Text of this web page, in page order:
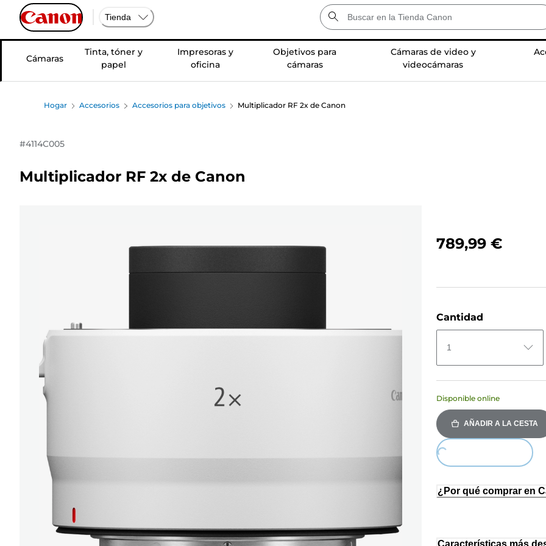
Tienda
Cámaras
Tinta, tóner y
papel
Impresoras y
oficina
Objetivos para
cámaras
Cámaras de video y
videocámaras
Hogar Accesorios Accesorios para objetivos Multiplicador RF 2x de Canon
#4114C005
Multiplicador RF 2x de Canon
789,99 €
Cantidad
1
Disponible online
AÑADIR A LA CESTA
Loading...
¿Por qué comprar en